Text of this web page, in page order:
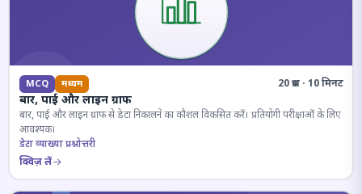
MCQ मध्यम 20 प्रश्न · 10 मिनट
बार, पाई और लाइन ग्राफ
बार, पाई और लाइन ग्राफ से डेटा निकालने का कौशल विकसित करें। प्रतियोगी परीक्षाओं के लिए
आवश्यक।
डेटा व्याख्या प्रश्नोत्तरी
क्विज़ लें